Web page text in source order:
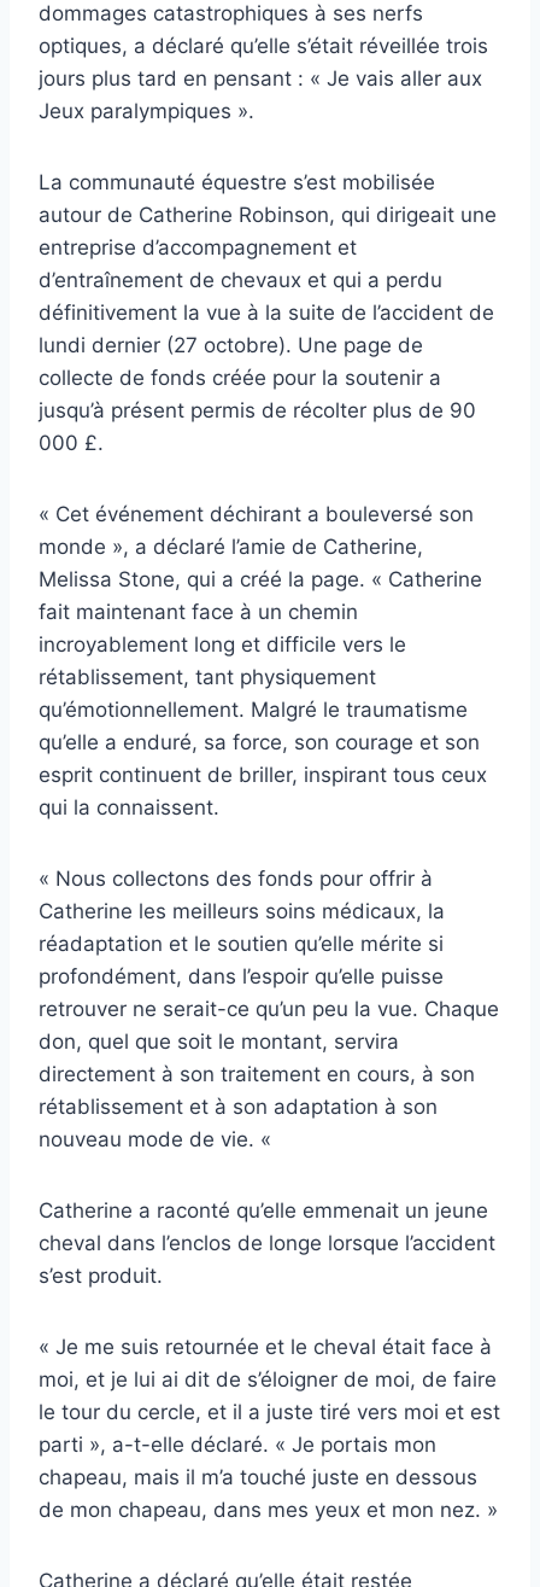
dommages catastrophiques à ses nerfs
optiques, a déclaré qu’elle s’était réveillée trois
jours plus tard en pensant : « Je vais aller aux
Jeux paralympiques ».
La communauté équestre s’est mobilisée
autour de Catherine Robinson, qui dirigeait une
entreprise d’accompagnement et
d’entraînement de chevaux et qui a perdu
définitivement la vue à la suite de l’accident de
lundi dernier (27 octobre). Une page de
collecte de fonds créée pour la soutenir a
jusqu’à présent permis de récolter plus de 90
000 £.
« Cet événement déchirant a bouleversé son
monde », a déclaré l’amie de Catherine,
Melissa Stone, qui a créé la page. « Catherine
fait maintenant face à un chemin
incroyablement long et difficile vers le
rétablissement, tant physiquement
qu’émotionnellement. Malgré le traumatisme
qu’elle a enduré, sa force, son courage et son
esprit continuent de briller, inspirant tous ceux
qui la connaissent.
« Nous collectons des fonds pour offrir à
Catherine les meilleurs soins médicaux, la
réadaptation et le soutien qu’elle mérite si
profondément, dans l’espoir qu’elle puisse
retrouver ne serait-ce qu’un peu la vue. Chaque
don, quel que soit le montant, servira
directement à son traitement en cours, à son
rétablissement et à son adaptation à son
nouveau mode de vie. «
Catherine a raconté qu’elle emmenait un jeune
cheval dans l’enclos de longe lorsque l’accident
s’est produit.
« Je me suis retournée et le cheval était face à
moi, et je lui ai dit de s’éloigner de moi, de faire
le tour du cercle, et il a juste tiré vers moi et est
parti », a-t-elle déclaré. « Je portais mon
chapeau, mais il m’a touché juste en dessous
de mon chapeau, dans mes yeux et mon nez. »
Catherine a déclaré qu’elle était restée